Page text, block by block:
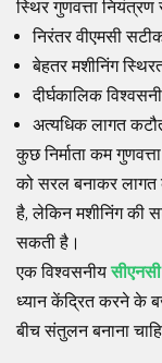
स्थिर गुणवत्ता
निरंतर वीएमसी
बेहतर मशीनिंग
दीर्घकालिक
अत्यधिक लागत
कुछ निर्माता कम
को सरल बनाकर
है, लेकिन मशीनिंग की
सकती है।
एक विश्वसनीयसीएनसी
ध्यान केंद्रित करने के
बीच संतुलन बनाना